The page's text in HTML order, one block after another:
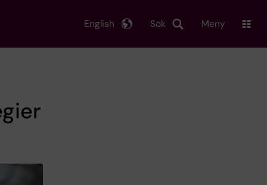
Sök
English Meny